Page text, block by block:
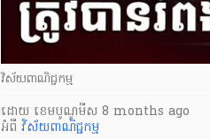
វិស័យពាណិជ្ជកម្ម
ដោយ ​ ខេមបូណូមីស 8 months ago
អំពី វិស័យពាណិជ្ជកម្ម